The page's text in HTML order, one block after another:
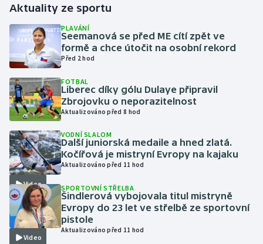
Gymnastika
Házená
Jezdectví
Judo
Krasobruslení
Lezení
Lyže a snowboard
Moderní pětiboj
Motorsport
Aktuality ze sportu
PLAVÁNÍ
Seemanová se před ME cítí zpět ve
formě a chce útočit na osobní rekord
Před 2 hod
FOTBAL
Liberec díky gólu Dulaye připravil
Zbrojovku o neporazitelnost
Aktualizováno před 8 hod
Video
VODNÍ SLALOM
Další juniorská medaile a hned zlatá.
Kočířová je mistryní Evropy na kajaku
Aktualizováno před 11 hod
Video
SPORTOVNÍ STŘELBA
Šindlerová vybojovala titul mistryně
Evropy do 23 let ve střelbě ze sportovní
pistole
Aktualizováno před 11 hod